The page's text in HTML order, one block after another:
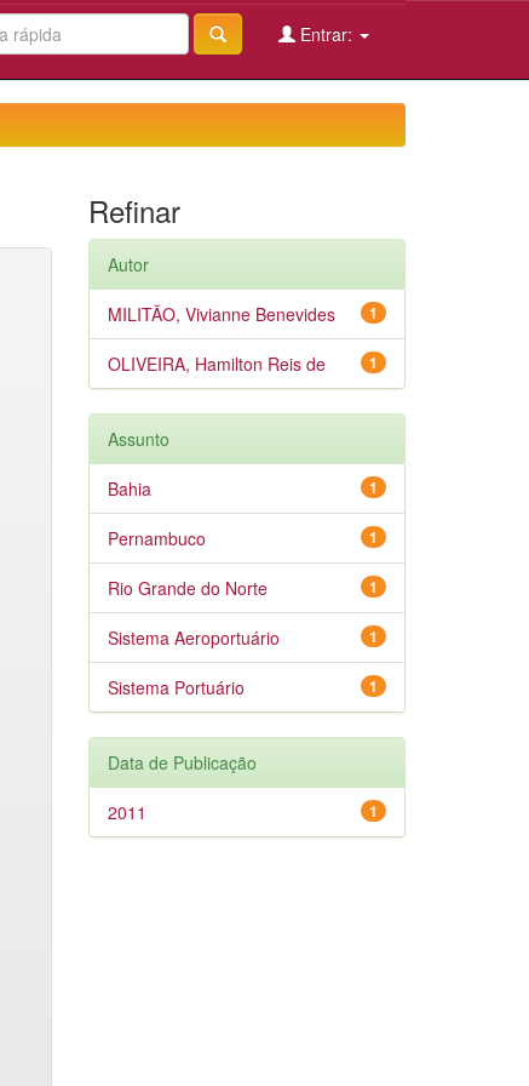
Entrar:
Refinar
Autor
1
MILITÃO, Vivianne Benevides
1
OLIVEIRA, Hamilton Reis de
Assunto
1
Bahia
1
Pernambuco
1
Rio Grande do Norte
1
Sistema Aeroportuário
1
Sistema Portuário
Data de Publicação
1
2011